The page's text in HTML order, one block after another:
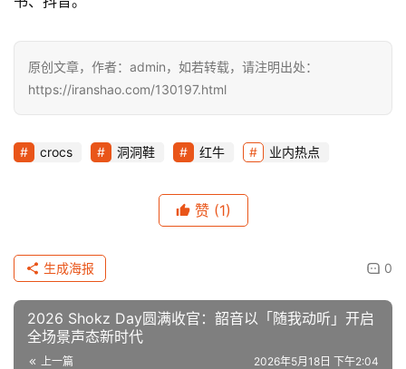
原创文章，作者：admin，如若转载，请注明出处：
https://iranshao.com/130197.html
crocs 洞洞鞋 红牛 业内热点
赞 (1)
0
生成海报
2026 Shokz Day圆满收官：韶音以「随我动听」开启
全场景声态新时代
上一篇 2026年5月18日 下午2:04